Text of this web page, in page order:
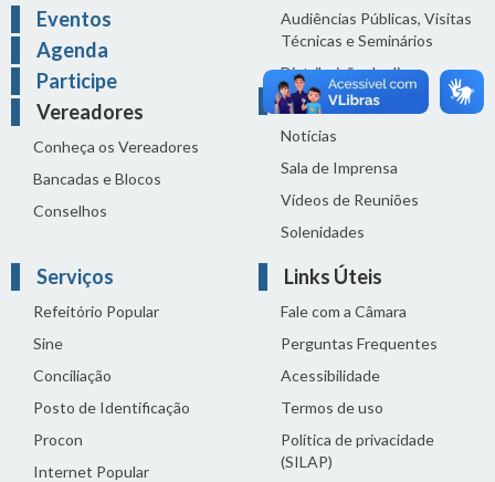
Eventos
Agenda
Participe
Vereadores
Conheça os Vereadores
Bancadas e Blocos
Conselhos
Audiências Públicas, Visitas
Técnicas e Seminários
Distribuição do dia
Comunicação
Notícias
Sala de Imprensa
Vídeos de Reuniões
Solenidades
Serviços
Refeitório Popular
Sine
Conciliação
Posto de Identificação
Procon
Internet Popular
Links Úteis
Fale com a Câmara
Perguntas Frequentes
Acessibilidade
Termos de uso
Política de privacidade
(SILAP)